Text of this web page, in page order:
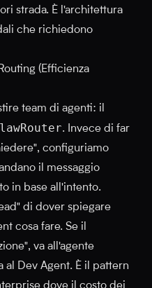
strada. È l'architettura
che richiedono
(Efficienza
team di agenti: il
. Invece di far
configuriamo
il messaggio
in base all'intento.
di dover spiegare
cosa fare. Se il
va all'agente
al Dev Agent. È il pattern